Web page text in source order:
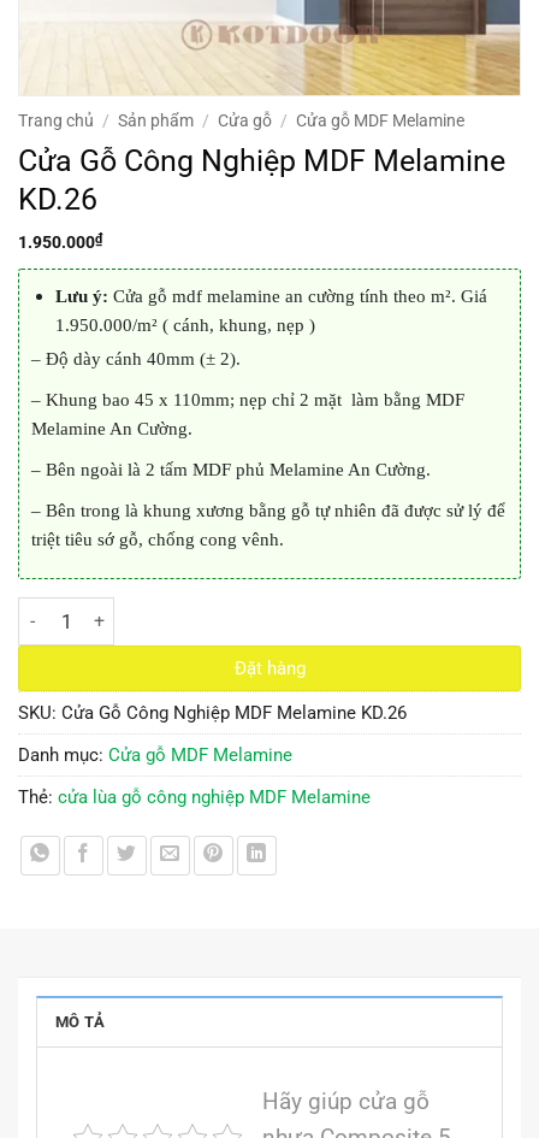
Trang chủ / Sản phẩm / Cửa gỗ / Cửa gỗ MDF Melamine
Cửa Gỗ Công Nghiệp MDF Melamine
KD.26
1.950.000₫
Lưu ý: Cửa gỗ mdf melamine an cường tính theo m². Giá
1.950.000/m² ( cánh, khung, nẹp )
– Độ dày cánh 40mm (± 2).
– Khung bao 45 x 110mm; nẹp chỉ 2 mặt làm bằng MDF
Melamine An Cường.
– Bên ngoài là 2 tấm MDF phủ Melamine An Cường.
– Bên trong là khung xương bằng gỗ tự nhiên đã được sử lý để
triệt tiêu sớ gỗ, chống cong vênh.
Cửa Gỗ Công Nghiệp MDF Melamine KD.26 số lượng
Đặt hàng
SKU: Cửa Gỗ Công Nghiệp MDF Melamine KD.26
Danh mục: Cửa gỗ MDF Melamine
Thẻ: cửa lùa gỗ công nghiệp MDF Melamine
MÔ TẢ
Hãy giúp cửa gỗ